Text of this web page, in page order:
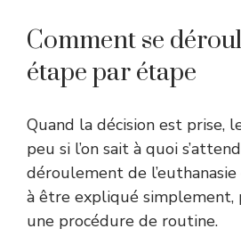
Comment se
étape par étape
Quand la décision est prise,
peu si l’on sait à quoi
déroulement de
à être expliqué simplement,
une procédure de routine.